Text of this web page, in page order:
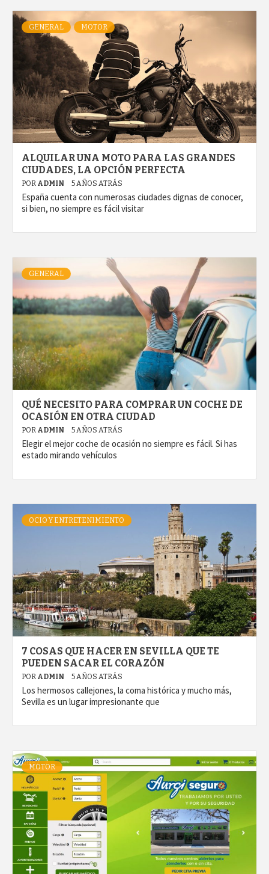
GENERAL MOTOR
ALQUILAR UNA MOTO PARA LAS GRANDES
CIUDADES, LA OPCIÓN PERFECTA
POR ADMIN 5 AÑOS ATRÁS
España cuenta con numerosas ciudades dignas de conocer,
si bien, no siempre es fácil visitar
GENERAL
QUÉ NECESITO PARA COMPRAR UN COCHE DE
OCASIÓN EN OTRA CIUDAD
POR ADMIN 5 AÑOS ATRÁS
Elegir el mejor coche de ocasión no siempre es fácil. Si has
estado mirando vehículos
OCIO Y ENTRETENIMIENTO
7 COSAS QUE HACER EN SEVILLA QUE TE
PUEDEN SACAR EL CORAZÓN
POR ADMIN 5 AÑOS ATRÁS
Los hermosos callejones, la coma histórica y mucho más,
Sevilla es un lugar impresionante que
MOTOR